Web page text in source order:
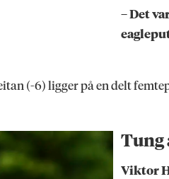
– Det
(-6) ligger på en delt
Tung
Viktor